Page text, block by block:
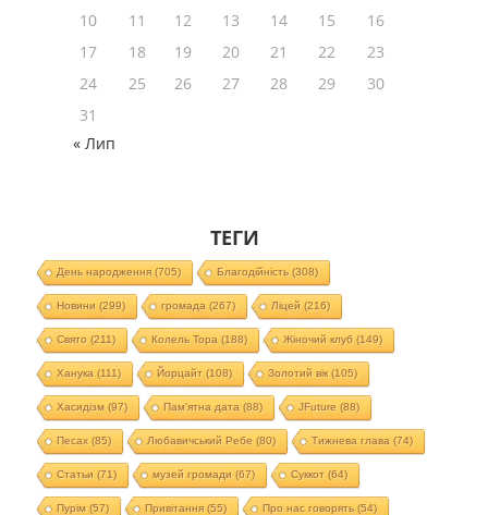
10
11 12 13 14 15
16
17
18 19 20 21 22
23
24
25 26 27 28 29
30
31
« Лип
ТЕГИ
День народження(705) Благодійність (308)
Новини (299) громада (267) Ліцей (216)
Свято (211) Колель Тора (188) Жіночий клуб (149)
Ханука (111) Йорцайт (108) Золотий вік(105)
Хасидізм (97) Пам'ятна дата (88) JFuture (88)
Песах(85) Любавичський Ребе (80) Тижнева глава (74)
Статьи (71) музей громади (67) Суккот (64)
Пурім (57) Привітання(55) Про нас говорять (54)